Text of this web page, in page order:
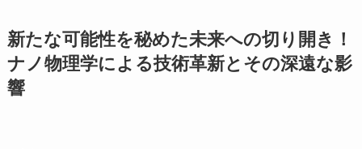
新たな可能性を秘めた未来への切り開き！
ナノ物理学による技術革新とその深遠な影
響